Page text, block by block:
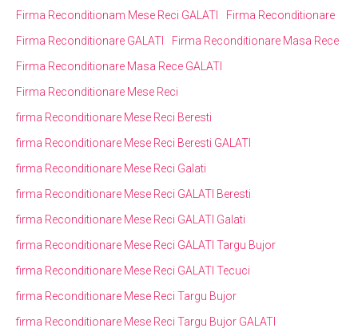
Firma Reconditionam Mese Reci GALATI
Firma Reconditionare
Firma Reconditionare GALATI
Firma Reconditionare Masa Rece
Firma Reconditionare Masa Rece GALATI
Firma Reconditionare Mese Reci
firma Reconditionare Mese Reci Beresti
firma Reconditionare Mese Reci Beresti GALATI
firma Reconditionare Mese Reci Galati
firma Reconditionare Mese Reci GALATI Beresti
firma Reconditionare Mese Reci GALATI Galati
firma Reconditionare Mese Reci GALATI Targu Bujor
firma Reconditionare Mese Reci GALATI Tecuci
firma Reconditionare Mese Reci Targu Bujor
firma Reconditionare Mese Reci Targu Bujor GALATI